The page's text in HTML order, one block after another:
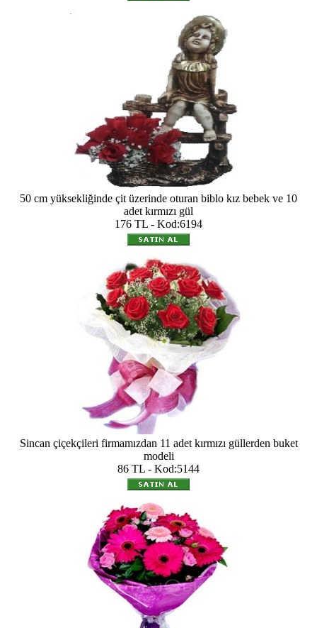
50 cm yüksekliğinde çit üzerinde oturan biblo kız bebek ve 10
adet kırmızı gül
176 TL - Kod:6194
Sincan çiçekçileri firmamızdan 11 adet kırmızı güllerden buket
modeli
86 TL - Kod:5144